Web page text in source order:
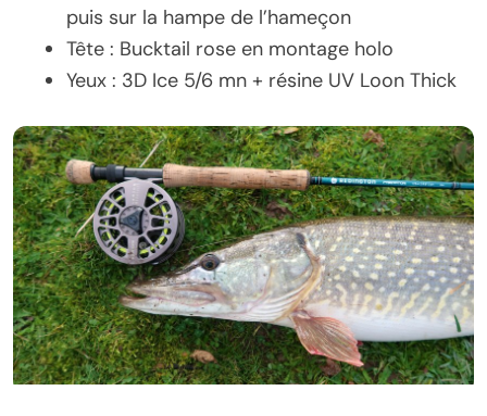
puis sur la hampe de l’hameçon
Tête : Bucktail rose en montage holo
Yeux : 3D Ice 5/6 mn + résine UV Loon Thick